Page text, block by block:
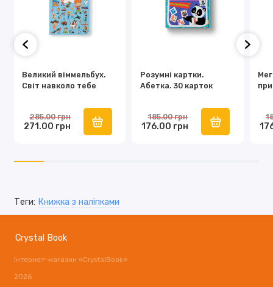
Великий віммельбух.
Світ навколо тебе
271.00 грн
285.00 грн
Розумні картки.
Абетка. 30 карток
176.00 грн
185.00 грн
Теги: Книжка з наліпками
Crystal Book
Інтернет-магазин «CrystalBook»
2026